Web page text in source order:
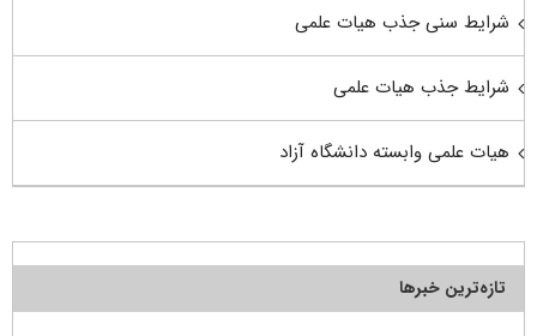
شرایط سنی جذب هیات علمی
شرایط جذب هیات علمی
هیات علمی وابسته دانشگاه آزاد
تازه‌ترین خبرها